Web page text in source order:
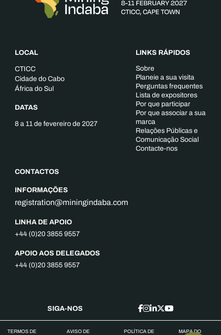
LOCAL
CTICC
Cidade do Cabo
África do Sul
DATAS
8 a 11 de fevereiro de 2027
CONTACTOS
INFORMAÇÕES
registration@miningindaba.com
LINHA DE APOIO
+44 (0)20 3855 9557
APOIO AOS DELEGADOS
+44 (0)20 3855 9557
LINKS RÁPIDOS
Sobre
Planeie a sua visita
Perguntas frequentes
Lista de expositores
Por que participar
Por que associar a sua
marca
Relações Públicas e
Comunicação Social
Contacte-nos
SIGA-NOS
TERMOS DE
AVISO DE
POLÍTICA DE
MAPA DO